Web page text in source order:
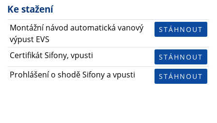
Ke stažení
Montážní návod automatická vanový
výpust EVS
STÁHNOUT
Certifikát Sifony, vpusti STÁHNOUT
Prohlášení o shodě Sifony a vpusti STÁHNOUT